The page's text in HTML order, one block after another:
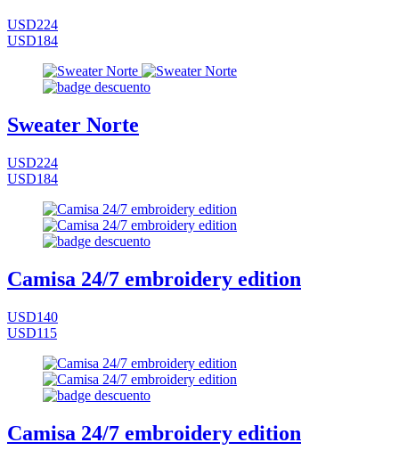
USD224
USD184
Sweater Norte
USD224
USD184
Camisa 24/7 embroidery edition
USD140
USD115
Camisa 24/7 embroidery edition